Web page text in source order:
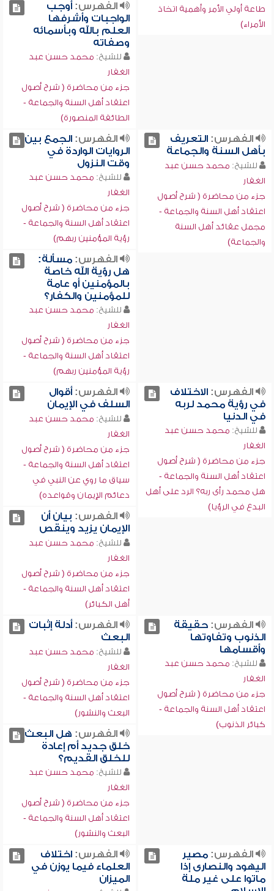
طاعة أولي الأمر وأهمية اتخاذ
الأمراء)
الفهرس:أوجب
الواجبات وأشرفها
العلم بالله وبأسمائه
وصفاته
للشيخ: محمد حسن عبد
الغفار
جزء من محاضرة ( شرح أصول
اعتقاد أهل السنة والجماعة -
الطائفة المنصورة)
الفهرس:التعريف
بأهل السنة والجماعة
للشيخ: محمد حسن عبد
الغفار
جزء من محاضرة ( شرح أصول
اعتقاد أهل السنة والجماعة -
مجمل عقائد أهل السنة
والجماعة)
الفهرس:الجمع بين
الروايات الواردة في
وقت النزول
للشيخ: محمد حسن عبد
الغفار
جزء من محاضرة ( شرح أصول
اعتقاد أهل السنة والجماعة -
رؤية المؤمنين ربهم)
الفهرس:مسألة:
هل رؤية الله خاصة
بالمؤمنين أو عامة
للمؤمنين والكفار؟
للشيخ: محمد حسن عبد
الغفار
جزء من محاضرة ( شرح أصول
اعتقاد أهل السنة والجماعة -
رؤية المؤمنين ربهم)
الفهرس:الاختلاف
في رؤية محمد لربه
في الدنيا
للشيخ: محمد حسن عبد
الغفار
جزء من محاضرة ( شرح أصول
اعتقاد أهل السنة والجماعة -
هل محمد رأى ربه؟ الرد على أهل
البدع في الرؤيا)
الفهرس:أقوال
السلف في الإيمان
للشيخ: محمد حسن عبد
الغفار
جزء من محاضرة ( شرح أصول
اعتقاد أهل السنة والجماعة -
سياق ما روي عن النبي في
دعائم الإيمان وقواعده)
الفهرس: بيان أن
الإيمان يزيد وينقص
للشيخ: محمد حسن عبد
الغفار
جزء من محاضرة ( شرح أصول
اعتقاد أهل السنة والجماعة -
أهل الكبائر)
الفهرس:حقيقة
الذنوب وتفاوتها
وأقسامها
للشيخ: محمد حسن عبد
الغفار
جزء من محاضرة ( شرح أصول
اعتقاد أهل السنة والجماعة -
كبائر الذنوب)
الفهرس:أدلة إثبات
البعث
للشيخ: محمد حسن عبد
الغفار
جزء من محاضرة ( شرح أصول
اعتقاد أهل السنة والجماعة -
البعث والنشور)
الفهرس: هل البعث
خلق جديد أم إعادة
للخلق القديم؟
للشيخ: محمد حسن عبد
الغفار
جزء من محاضرة ( شرح أصول
اعتقاد أهل السنة والجماعة -
البعث والنشور)
الفهرس:مصير
اليهود والنصارى إذا
ماتوا على غير ملة
الفهرس:اختلاف
العلماء فيما يوزن في
الميزان